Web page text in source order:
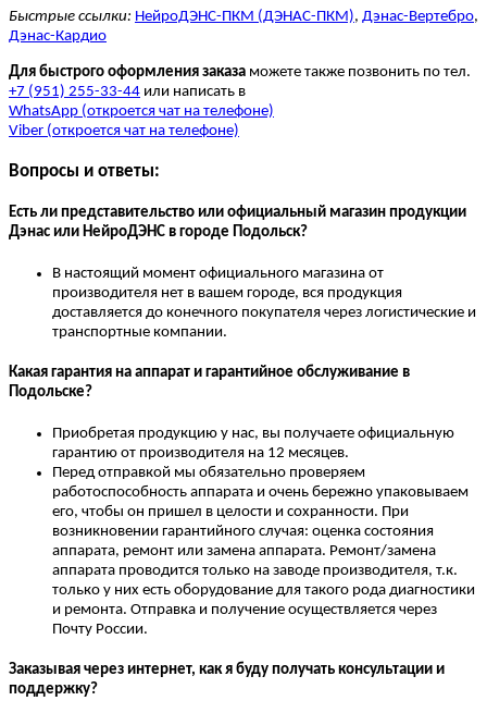
Быстрые ссылки: НейроДЭНС-ПКМ (ДЭНАС-ПКМ), Дэнас-Вертебро,
Дэнас-Кардио
Для быстрого оформления заказа можете также позвонить по тел.
+7 (951) 255-33-44 или написать в
WhatsApp (откроется чат на телефоне)
Viber (откроется чат на телефоне)
Вопросы и ответы:
Есть ли представительство или официальный магазин продукции
Дэнас или НейроДЭНС в городе Подольск?
В настоящий момент официального магазина от
производителя нет в вашем городе, вся продукция
доставляется до конечного покупателя через логистические и
транспортные компании.
Какая гарантия на аппарат и гарантийное обслуживание в
Подольске?
Приобретая продукцию у нас, вы получаете официальную
гарантию от производителя на 12 месяцев.
Перед отправкой мы обязательно проверяем
работоспособность аппарата и очень бережно упаковываем
его, чтобы он пришел в целости и сохранности. При
возникновении гарантийного случая: оценка состояния
аппарата, ремонт или замена аппарата. Ремонт/замена
аппарата проводится только на заводе производителя, т.к.
только у них есть оборудование для такого рода диагностики
и ремонта. Отправка и получение осуществляется через
Почту России.
Заказывая через интернет, как я буду получать консультации и
поддержку?